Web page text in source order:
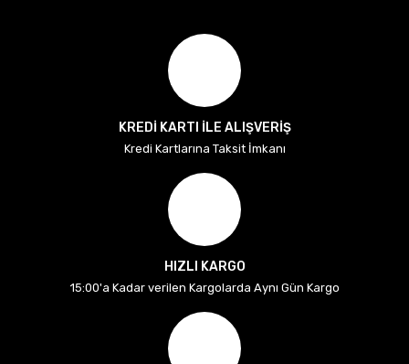
KREDİ KARTI İLE ALIŞVERİŞ
Kredi Kartlarına Taksit İmkanı
HIZLI KARGO
15:00'a Kadar verilen Kargolarda Aynı Gün Kargo